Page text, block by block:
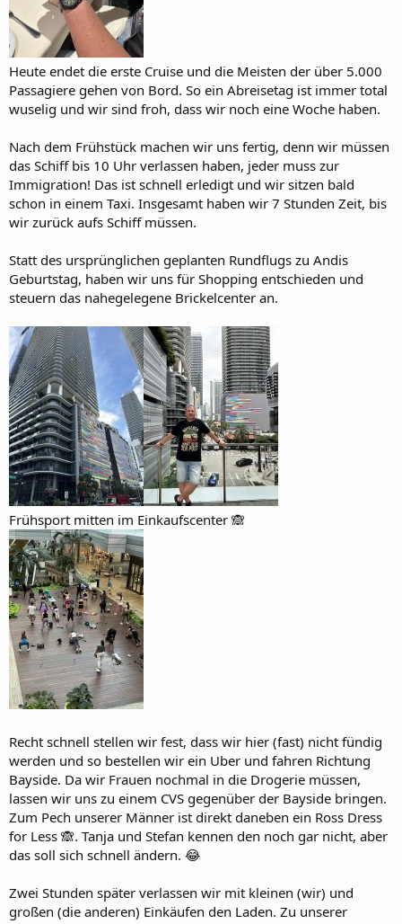
Heute endet die erste Cruise und die Meisten der über 5.000
Passagiere gehen von Bord. So ein Abreisetag ist immer total
wuselig und wir sind froh, dass wir noch eine Woche haben.
Nach dem Frühstück machen wir uns fertig, denn wir müssen
das Schiff bis 10 Uhr verlassen haben, jeder muss zur
Immigration! Das ist schnell erledigt und wir sitzen bald
schon in einem Taxi. Insgesamt haben wir 7 Stunden Zeit, bis
wir zurück aufs Schiff müssen.
Statt des ursprünglichen geplanten Rundflugs zu Andis
Geburtstag, haben wir uns für Shopping entschieden und
steuern das nahegelegene Brickelcenter an.
Frühsport mitten im Einkaufscenter 🙈
Recht schnell stellen wir fest, dass wir hier (fast) nicht fündig
werden und so bestellen wir ein Uber und fahren Richtung
Bayside. Da wir Frauen nochmal in die Drogerie müssen,
lassen wir uns zu einem CVS gegenüber der Bayside bringen.
Zum Pech unserer Männer ist direkt daneben ein Ross Dress
for Less 🙈. Tanja und Stefan kennen den noch gar nicht, aber
das soll sich schnell ändern. 😂
Zwei Stunden später verlassen wir mit kleinen (wir) und
großen (die anderen) Einkäufen den Laden. Zu unserer